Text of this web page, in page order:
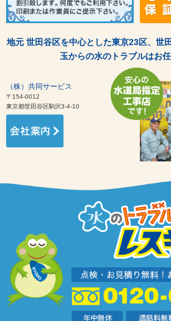
地元 世田谷区を中心とした東京23区、世
玉からの水のトラブルはお
（株）共同サービス
〒154-0012
東京都世田谷区駒沢3-4-10